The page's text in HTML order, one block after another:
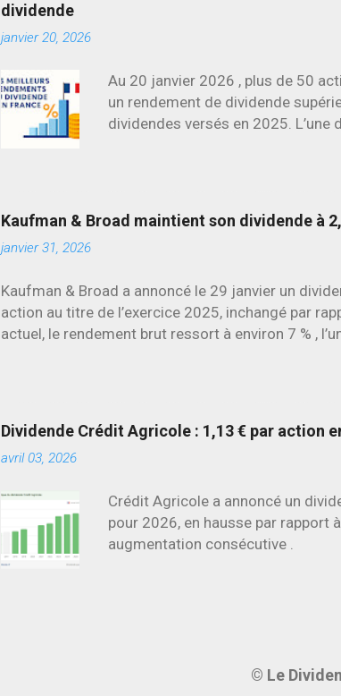
dividende
janvier 20, 2026
Au 20 janvier 2026 , plus de 50
un rendement de dividende
dividendes versés en 2025. L’une
d’environ 22 % en 2026 , tandis
Kaufman & Broad maintient son dividende à
janvier 31, 2026
Kaufman & Broad a annoncé le 29 janvier un
action au titre de l’exercice 2025, inchangé par
actuel, le rendement brut ressort à environ 7 % ,
Dividende Crédit Agricole : 1,13 € par action
avril 03, 2026
Crédit Agricole a annoncé un
pour 2026, en hausse par rapport
augmentation consécutive .
© Le